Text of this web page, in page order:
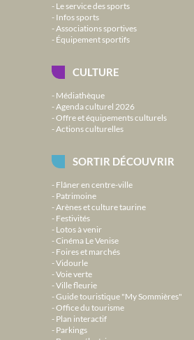
Le service des sports
Infos sports
Associations sportives
Équipement sportifs
CULTURE
Médiathèque
Agenda culturel 2026
Offre et équipements culturels
Actions culturelles
SORTIR DÉCOUVRIR
Flâner en centre-ville
Patrimoine
Arènes et culture taurine
Festivités
Lotos à venir
Cinéma Le Venise
Foires et marchés
Vidourle
Voie verte
Ville fleurie
Guide touristique "My Sommières"
Office du tourisme
Plan interactif
Parkings